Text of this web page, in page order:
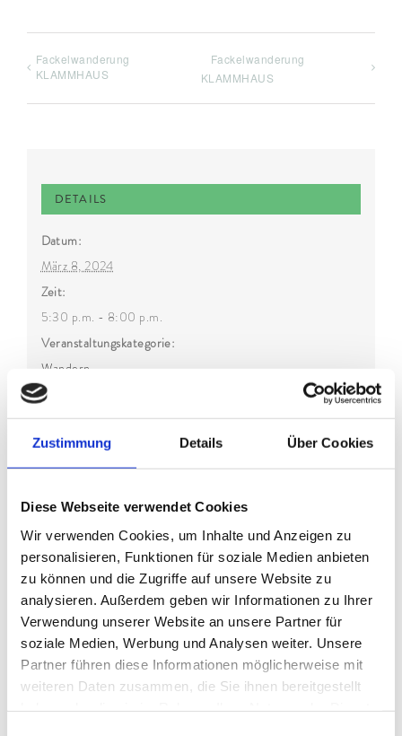
Zustimmung Details Über Cookies
Diese Webseite verwendet Cookies
Wir verwenden Cookies, um Inhalte und Anzeigen zu
personalisieren, Funktionen für soziale Medien anbieten
zu können und die Zugriffe auf unsere Website zu
analysieren. Außerdem geben wir Informationen zu Ihrer
Verwendung unserer Website an unsere Partner für
soziale Medien, Werbung und Analysen weiter. Unsere
Partner führen diese Informationen möglicherweise mit
weiteren Daten zusammen, die Sie ihnen bereitgestellt
Fackelwanderung
KLAMMHAUS
Fackelwanderung
KLAMMHAUS
DETAILS
Datum:
März 8, 2024
Zeit:
5:30 p.m. - 8:00 p.m.
Veranstaltungskategorie:
Wandern
VERANSTALTUNGSORT
KLAMMHAUS – an der Partnach